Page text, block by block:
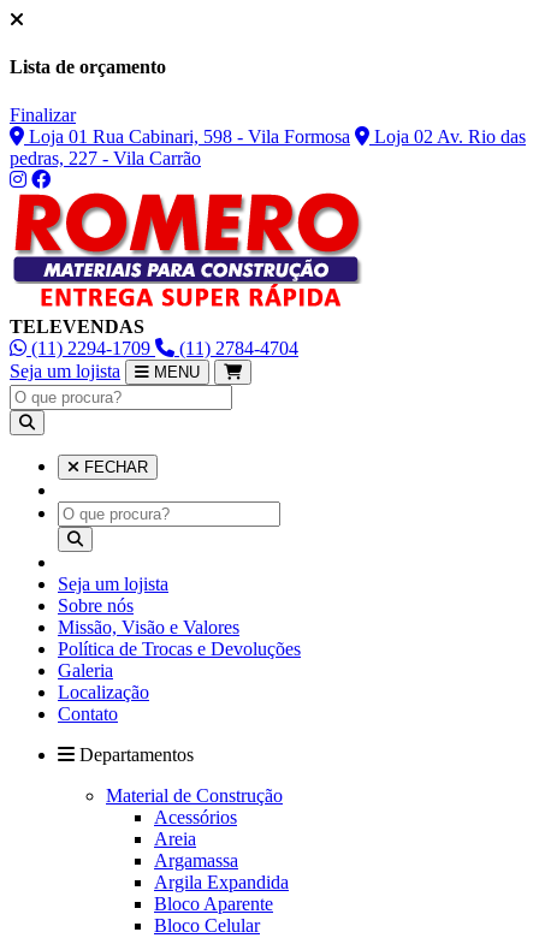
Lista de orçamento
Finalizar
Loja 01 Rua Cabinari, 598 - Vila Formosa
Loja 02 Av. Rio das
pedras, 227 - Vila Carrão
TELEVENDAS
(11) 2294-1709
(11) 2784-4704
Seja um lojista
MENU
FECHAR
Seja um lojista
Sobre nós
Missão, Visão e Valores
Política de Trocas e Devoluções
Galeria
Localização
Contato
Departamentos
Material de Construção
Acessórios
Areia
Argamassa
Argila Expandida
Bloco Aparente
Bloco Celular